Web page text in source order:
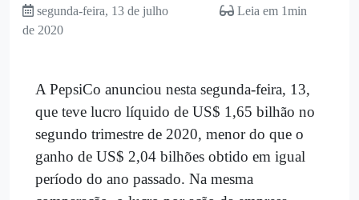
segunda-feira, 13 de julho
de 2020
Leia em 1min
A PepsiCo anunciou nesta segunda-feira, 13,
que teve lucro líquido de US$ 1,65 bilhão no
segundo trimestre de 2020, menor do que o
ganho de US$ 2,04 bilhões obtido em igual
período do ano passado. Na mesma